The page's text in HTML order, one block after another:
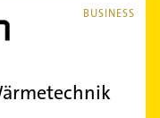
BUSINESS